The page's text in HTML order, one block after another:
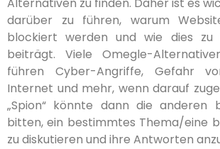
Alternativen zu finden. Daher ist es
darüber zu führen, warum
blockiert werden und wie dies zu
beiträgt. Viele Omegle-
führen Cyber-Angriffe, Gefahr
Internet und mehr, wenn darauf
„Spion“ könnte dann die anderen
bitten, ein bestimmtes Thema/eine
zu diskutieren und ihre Antworten